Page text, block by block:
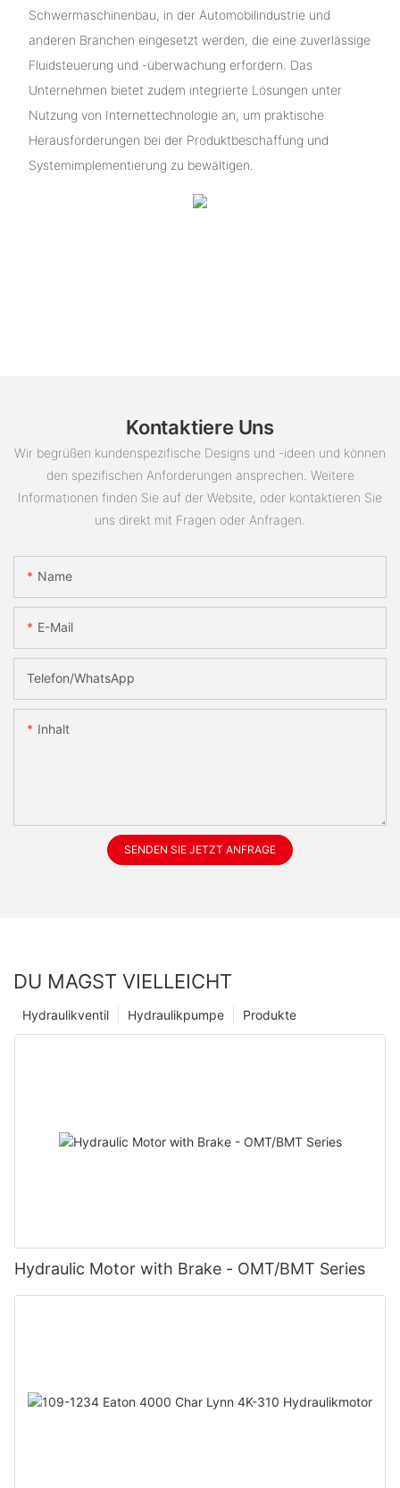
Schwermaschinenbau, in der Automobilindustrie und
anderen Branchen eingesetzt werden, die eine zuverlässige
Fluidsteuerung und -überwachung erfordern. Das
Unternehmen bietet zudem integrierte Lösungen unter
Nutzung von Internettechnologie an, um praktische
Herausforderungen bei der Produktbeschaffung und
Systemimplementierung zu bewältigen.
Kontaktiere Uns
Wir begrüßen kundenspezifische Designs und -ideen und können
den spezifischen Anforderungen ansprechen. Weitere
Informationen finden Sie auf der Website, oder kontaktieren Sie
uns direkt mit Fragen oder Anfragen.
Name
E-Mail
Telefon/WhatsApp
Inhalt
SENDEN SIE JETZT ANFRAGE
DU MAGST VIELLEICHT
Produkte
Hydraulikpumpe
Hydraulikventil
Hydraulic Motor with Brake - OMT/BMT Series